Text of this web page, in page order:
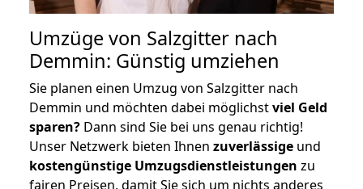
Umzüge von Salzgitter nach
Demmin: Günstig umziehen
Sie planen einen Umzug von Salzgitter nach
Demmin und möchten dabei möglichstviel Geld
sparen? Dann sind Sie bei uns genau richtig!
Unser Netzwerk bieten Ihnen zuverlässige und
kostengünstige Umzugsdienstleistungen zu
fairen Preisen, damit Sie sich um nichts anderes